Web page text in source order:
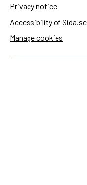
Privacy notice
Accessibility of Sida.se
Manage cookies